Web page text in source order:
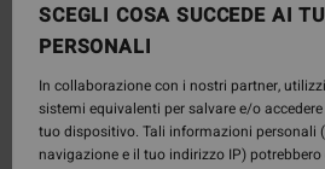
SCEGLI COSA SUCCEDE AI
PERSONALI
In collaborazione con i nostri partner,
sistemi equivalenti per salvare e/o
tuo dispositivo. Tali informazioni personali
navigazione e il tuo indirizzo IP)